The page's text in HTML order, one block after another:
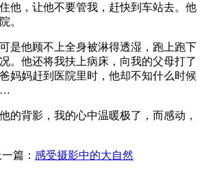
他，让他不要管我，赶快到车站去。他
。
是他顾不上全身被淋得透湿，跑上跑下
。他还将我扶上病床，向我的父母打了
妈妈赶到医院里时，他却不知什么时候
的背影，我的心中温暖极了，而感动，
一篇： 感受摄影中的大自然